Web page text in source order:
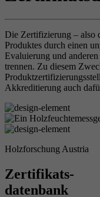
Die Zertifizierung – also
Produktes durch einen
Evaluierung und
trennen. Zu diesem
Akkreditierung auch
Holzforschung Austria
Zertifikats-
datenbank